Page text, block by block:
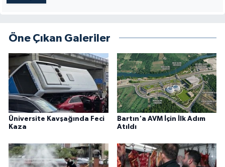
Öne Çıkan Galeriler
Üniversite Kavşağında Feci
Kaza
Bartın'a AVM İçin İlk Adım
Atıldı